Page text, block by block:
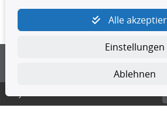
4yourcar GmbH | Avidesweg 1 |
© 4yourcar GmbH
Alle
Einstellungen
Ablehnen